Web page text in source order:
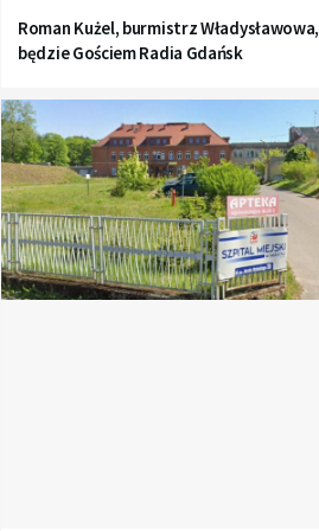
Roman Kużel, burmistrz Władysławowa,
będzie Gościem Radia Gdańsk